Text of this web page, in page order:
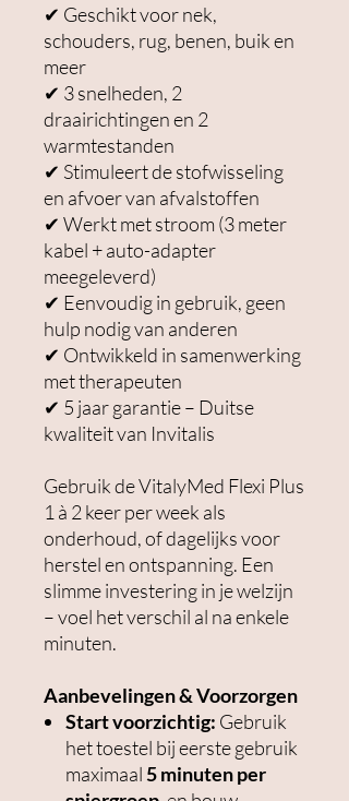
✔ Geschikt voor nek,
schouders, rug, benen, buik en
meer
✔ 3 snelheden, 2
draairichtingen en 2
warmtestanden
✔ Stimuleert de stofwisseling
en afvoer van afvalstoffen
✔ Werkt met stroom (3 meter
kabel + auto-adapter
meegeleverd)
✔ Eenvoudig in gebruik, geen
hulp nodig van anderen
✔ Ontwikkeld in samenwerking
met therapeuten
✔ 5 jaar garantie – Duitse
kwaliteit van Invitalis
Gebruik de VitalyMed Flexi Plus
1 à 2 keer per week als
onderhoud, of dagelijks voor
herstel en ontspanning. Een
slimme investering in je welzijn
– voel het verschil al na enkele
minuten.
Aanbevelingen & Voorzorgen
Start voorzichtig: Gebruik
het toestel bij eerste gebruik
maximaal5 minuten per